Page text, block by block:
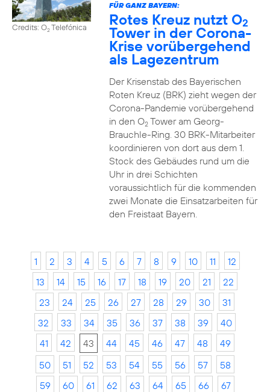
Credits: O2Telefónica
FÜR GANZ BAYERN:
Rotes Kreuz nutzt O2
Tower in der Corona-
Krise vorübergehend
als Lagezentrum
Der Krisenstab des Bayerischen
Roten Kreuz (BRK) zieht wegen der
Corona-Pandemie vorübergehend
in den O2Tower am Georg-
Brauchle-Ring. 30 BRK-Mitarbeiter
koordinieren von dort aus dem 1.
Stock des Gebäudes rund um die
Uhr in drei Schichten
voraussichtlich für die kommenden
zwei Monate die Einsatzarbeiten für
den Freistaat Bayern.
1 2 3 4 5 6 7 8 9 10 11
12
13
14 15 16 17 18 19 20 21
22
23
24 25 26 27 28 29 30
31
32
33 34 35 36 37 38 39
40
41
42 43 44 45 46 47 48
49
50
51 52 53 54 55 56 57
58
59
60 61 62 63 64 65 66
67